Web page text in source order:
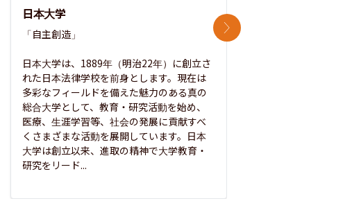
日本大学
「自主創造」
日本大学は、1889年（明治22年）に創立さ
れた日本法律学校を前身とします。現在は
多彩なフィールドを備えた魅力のある真の
総合大学として、教育・研究活動を始め、
医療、生涯学習等、社会の発展に貢献すべ
くさまざまな活動を展開しています。日本
大学は創立以来、進取の精神で大学教育・
研究をリード...
次のスライド